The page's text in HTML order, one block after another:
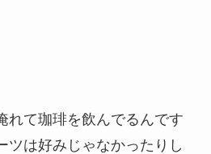
れて珈琲を飲んでるんです
ツは好みじゃなかったりし